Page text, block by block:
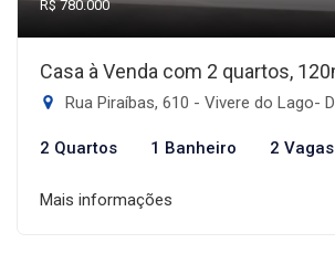
R$ 780.000
Casa à Venda com 2 quartos,
Rua Piraíbas, 610 - Vivere do Lago-
2 Quartos 1 Banheiro 2 Vagas
Mais informações